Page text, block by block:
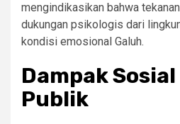
mengindikasikan bahwa
dukungan psikologis dari
kondisi emosional Galuh.
Dampak
Publik